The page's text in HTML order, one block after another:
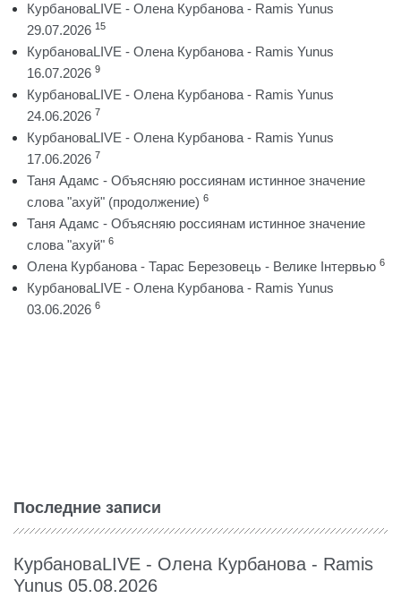
КурбановаLIVE - Олена Курбанова - Ramis Yunus
29.07.2026 15
КурбановаLIVE - Олена Курбанова - Ramis Yunus
16.07.2026 9
КурбановаLIVE - Олена Курбанова - Ramis Yunus
24.06.2026 7
КурбановаLIVE - Олена Курбанова - Ramis Yunus
17.06.2026 7
Таня Адамс - Объясняю россиянам истинное значение
слова "ахуй" (продолжение) 6
Таня Адамс - Объясняю россиянам истинное значение
слова "ахуй" 6
Олена Курбанова - Тарас Березовець - Велике Інтервью 6
КурбановаLIVE - Олена Курбанова - Ramis Yunus
03.06.2026 6
Последние записи
КурбановаLIVE - Олена Курбанова - Ramis
Yunus 05.08.2026